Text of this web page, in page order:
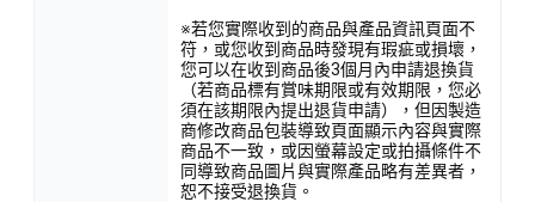
※若您實際收到的商品與產品資訊頁面不
符，或您收到商品時發現有瑕疵或損壞，
您可以在收到商品後3個月內申請退換貨
（若商品標有賞味期限或有效期限，您必
須在該期限內提出退貨申請），但因製造
商修改商品包裝導致頁面顯示內容與實際
商品不一致，或因螢幕設定或拍攝條件不
同導致商品圖片與實際產品略有差異者，
恕不接受退換貨。